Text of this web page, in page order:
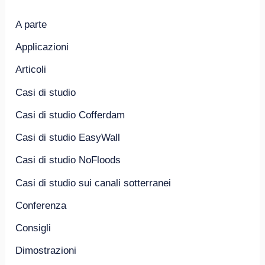
A parte
Applicazioni
Articoli
Casi di studio
Casi di studio Cofferdam
Casi di studio EasyWall
Casi di studio NoFloods
Casi di studio sui canali sotterranei
Conferenza
Consigli
Dimostrazioni